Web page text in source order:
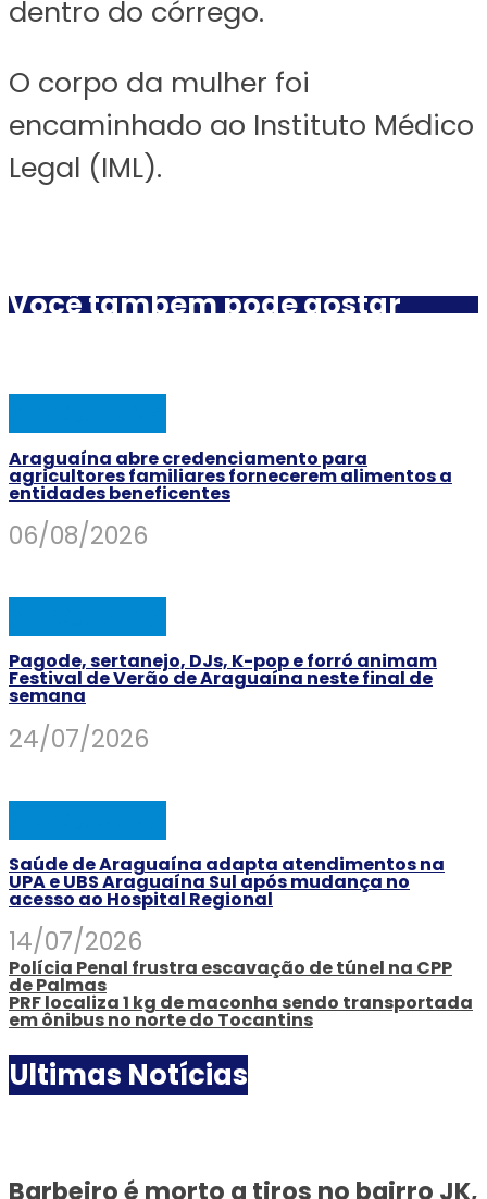
dentro do córrego.
O corpo da mulher foi
encaminhado ao Instituto Médico
Legal (IML).
Você também pode gostar
Araguaína abre credenciamento para
agricultores familiares fornecerem alimentos a
entidades beneficentes
06/08/2026
Pagode, sertanejo, DJs, K-pop e forró animam
Festival de Verão de Araguaína neste final de
semana
24/07/2026
Saúde de Araguaína adapta atendimentos na
UPA e UBS Araguaína Sul após mudança no
acesso ao Hospital Regional
14/07/2026
Polícia Penal frustra escavação de túnel na CPP
de Palmas
PRF localiza 1 kg de maconha sendo transportada
em ônibus no norte do Tocantins
Ultimas Notícias
Barbeiro é morto a tiros no bairro JK,